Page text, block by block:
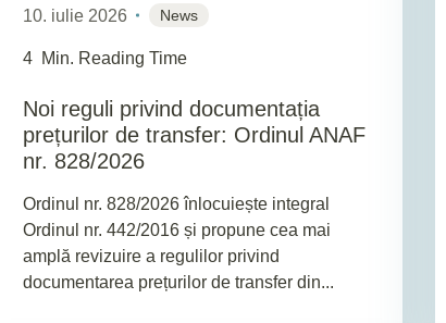
10. iulie 2026 News
4 Min. Reading Time
Noi reguli privind documentația
prețurilor de transfer: Ordinul ANAF
nr. 828/2026
Ordinul nr. 828/2026 înlocuiește integral
Ordinul nr. 442/2016 și propune cea mai
amplă revizuire a regulilor privind
documentarea prețurilor de transfer din...